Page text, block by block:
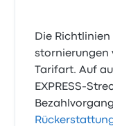
Die
stornierungen
Tarifart. Auf
EXPRESS-